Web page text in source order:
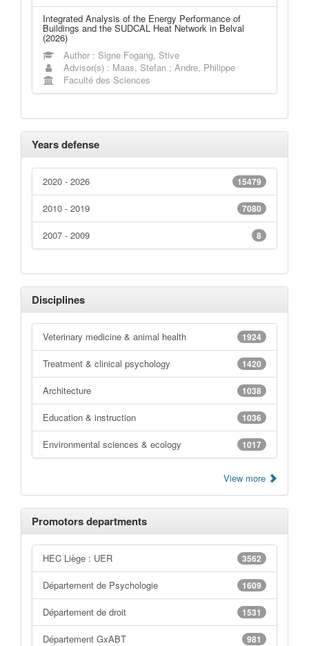
Integrated Analysis of the Energy Performance of
Buildings and the SUDCAL Heat Network in Belval
(2026)
Author : Signe Fogang, Stive
Advisor(s) : Maas, Stefan ; Andre, Philippe
Faculté des Sciences
Years defense
15479
2020 - 2026
7080
2010 - 2019
8
2007 - 2009
Disciplines
1924
Veterinary medicine & animal health
1420
Treatment & clinical psychology
1038
Architecture
1036
Education & instruction
1017
Environmental sciences & ecology
View more
Promotors departments
3562
HEC Liège : UER
1609
Département de Psychologie
1531
Département de droit
981
Département GxABT